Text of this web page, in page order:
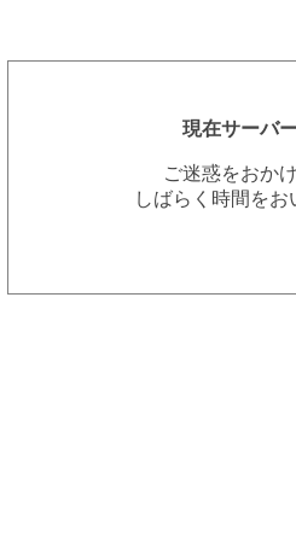
現在サーバ
ご迷惑をおか
しばらく時間を